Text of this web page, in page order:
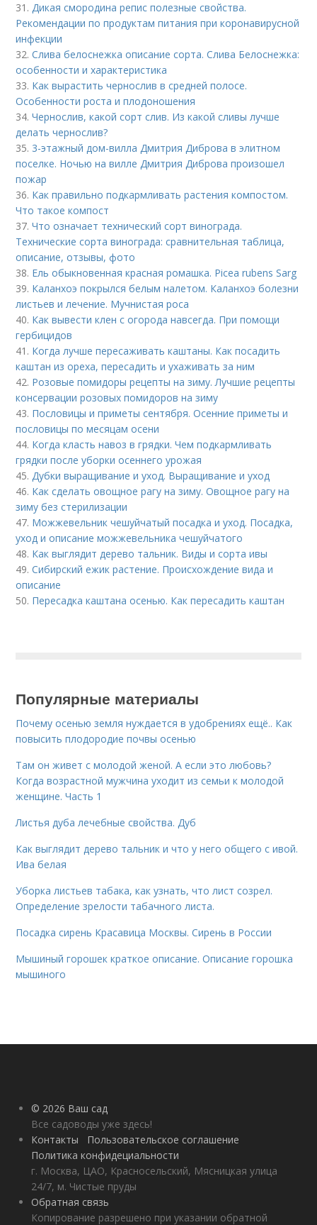
31.Дикая смородина репис полезные свойства.
Рекомендации по продуктам питания при коронавирусной
инфекции
32.Слива белоснежка описание сорта. Слива Белоснежка:
особенности и характеристика
33. Как вырастить чернослив в средней полосе.
Особенности роста и плодоношения
34.Чернослив, какой сорт слив. Из какой сливы лучше
делать чернослив?
35. 3-этажный дом-вилла Дмитрия Диброва в элитном
поселке. Ночью на вилле Дмитрия Диброва произошел
пожар
36. Как правильно подкармливать растения компостом.
Что такое компост
37.Что означает технический сорт винограда.
Технические сорта винограда: сравнительная таблица,
описание, отзывы, фото
38. Ель обыкновенная красная ромашка. Picea rubens Sarg
39. Каланхоэ покрылся белым налетом. Каланхоэ болезни
листьев и лечение. Мучнистая роса
40. Как вывести клен с огорода навсегда. При помощи
гербицидов
41. Когда лучше пересаживать каштаны. Как посадить
каштан из ореха, пересадить и ухаживать за ним
42. Розовые помидоры рецепты на зиму. Лучшие рецепты
консервации розовых помидоров на зиму
43. Пословицы и приметы сентября. Осенние приметы и
пословицы по месяцам осени
44. Когда класть навоз в грядки. Чем подкармливать
грядки после уборки осеннего урожая
45.Дубки выращивание и уход. Выращивание и уход
46. Как сделать овощное рагу на зиму. Овощное рагу на
зиму без стерилизации
47. Можжевельник чешуйчатый посадка и уход. Посадка,
уход и описание можжевельника чешуйчатого
48. Как выглядит дерево тальник. Виды и сорта ивы
49.Сибирский ежик растение. Происхождение вида и
описание
50. Пересадка каштана осенью. Как пересадить каштан
Популярные материалы
Почему осенью земля нуждается в удобрениях ещё.. Как
повысить плодородие почвы осенью
Там он живет с молодой женой. А если это любовь?
Когда возрастной мужчина уходит из семьи к молодой
женщине. Часть 1
Листья дуба лечебные свойства. Дуб
Как выглядит дерево тальник и что у него общего с ивой.
Ива белая
Уборка листьев табака, как узнать, что лист созрел.
Определение зрелости табачного листа.
Посадка сирень Красавица Москвы. Сирень в России
Мышиный горошек краткое описание. Описание горошка
мышиного
© 2026 Ваш сад
Все садоводы уже здесь!
Контакты
Пользовательское соглашение
Политика конфидециальности
г. Москва, ЦАО, Красносельский, Мясницкая улица
24/7, м. Чистые пруды
Обратная связь
Копирование разрешено при указании обратной